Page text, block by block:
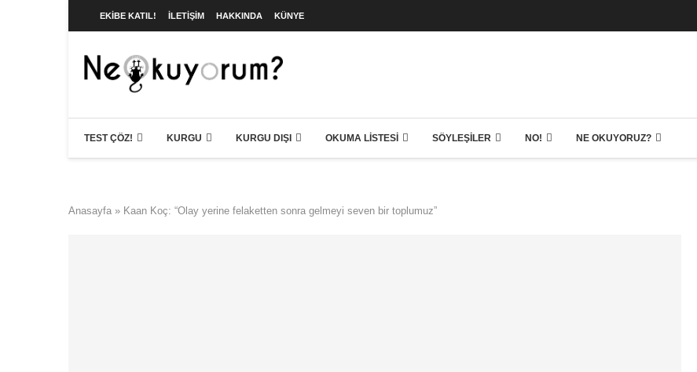
EKIBE KATIL! İLETIŞIM HAKKINDA KÜNYE
TEST ÇÖZ! KURGU KURGU DIŞI OKUMA LISTESI SÖYLEŞILER NO! NE OKUYORUZ?
Anasayfa » Kaan Koç: “Olay yerine felaketten sonra gelmeyi seven bir toplumuz”